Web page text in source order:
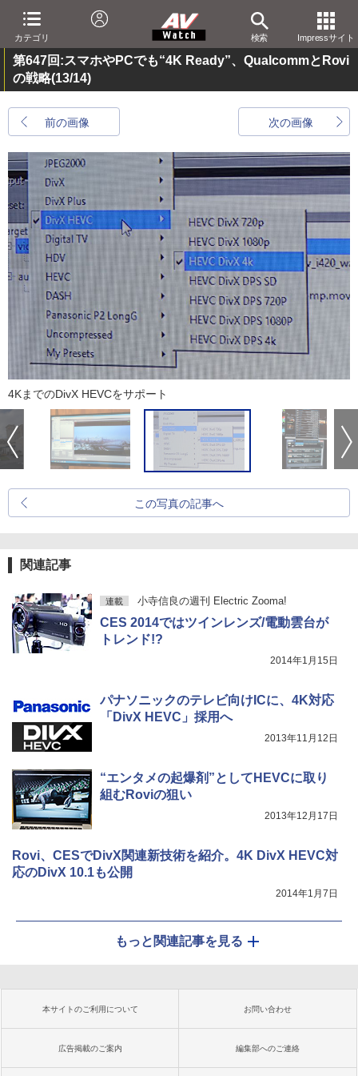
カテゴリ 検索 Impressサイト
第647回:スマホやPCでも“4K Ready”、QualcommとRovi
の戦略(13/14)
前の画像 次の画像
4KまでのDivX HEVCをサポート
この写真の記事へ
関連記事
連載 小寺信良の週刊 Electric Zooma!
CES 2014ではツインレンズ/電動雲台が
トレンド!?
2014年1月15日
パナソニックのテレビ向けICに、4K対応
「DivX HEVC」採用へ
2013年11月12日
“エンタメの起爆剤”としてHEVCに取り
組むRoviの狙い
2013年12月17日
Rovi、CESでDivX関連新技術を紹介。4K DivX HEVC対
応のDivX 10.1も公開
2014年1月7日
もっと関連記事を見る
本サイトのご利用について お問い合わせ
広告掲載のご案内 編集部へのご連絡